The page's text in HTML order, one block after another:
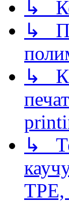
↳
↳
↳
↳
TPE,